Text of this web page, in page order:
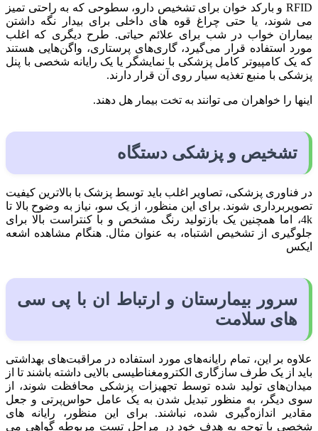
RFID و بارکد خوان برای تشخیص دارو، سطوحی که به راحتی تمیز
می شوند، یا حتی چراغ قوه های داخلی برای بیدار نگه داشتن
بیماران خواب در شب برای علائم حیاتی. طرح دیگری که اغلب
مورد استفاده قرار می‌گیرد، گاری‌های پرستاری، واگن‌هایی هستند
که یک کامپیوتر کامل پزشکی با نمایشگر یا یک رایانه شخصی با پنل
پزشکی با منبع تغذیه سیار روی آن قرار دارند.
اینها را خواهران می توانند به تخت بیمار هل دهند.
تشخیص و پزشکی دستگاه
در فناوری پزشکی، تصاویر اغلب باید توسط پزشک با بالاترین کیفیت
تصویربرداری شوند. برای این منظور، از یک سو، نیاز به وضوح بالا تا
4k، اما همچنین یک بازتولید رنگ مشخص و با کنتراست بالا برای
جلوگیری از تشخیص اشتباه، به عنوان مثال. هنگام مشاهده اشعه
ایکس
سرور بیمارستان و ارتباط ان با پی سی
های سلامت
علاوه بر این، تمام رایانه‌های مورد استفاده در مراقبت‌های بهداشتی
باید از یک طرف سازگاری الکترومغناطیسی بالایی داشته باشند تا از
میدان‌های تولید شده توسط تجهیزات پزشکی محافظت شوند، از
سوی دیگر، به منظور تبدیل شدن به یک عامل حواس‌پرتی و جعل
مقادیر اندازه‌گیری شده، نباشند. برای این منظور، رایانه های
شخصی با توجه به هدف خود در مراحل تست مربوطه گواهی می